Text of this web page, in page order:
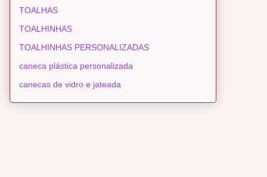
TOALHAS
TOALHINHAS
TOALHINHAS PERSONALIZADAS
caneca plástica personalizada
canecas de vidro e jateada